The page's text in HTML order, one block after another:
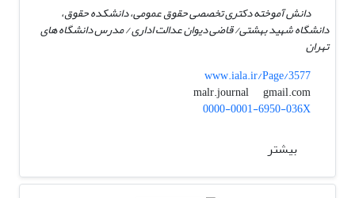
دانش آموخته دکتری تخصصی حقوق عمومی، دانشکده حقوق،
دانشگاه شهید بهشتی/ قاضی دیوان عدالت اداری / مدرس دانشگاه های
تهران
www.iala.ir/Page/3577
malr.journal
gmail.com
0000-0001-6950-036X
بیشتر